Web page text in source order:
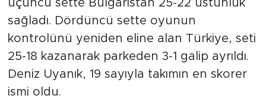
üçüncü sette Bulgaristan 25-22 üstünlük
sağladı. Dördüncü sette oyunun
kontrolünü yeniden eline alan Türkiye, seti
25-18 kazanarak parkeden 3-1 galip ayrıldı.
Deniz Uyanık, 19 sayıyla takımın en skorer
ismi oldu.